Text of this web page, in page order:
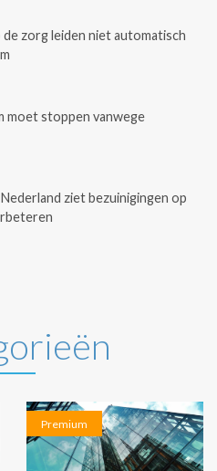
zorg leiden niet automatisch
moet stoppen vanwege
ziet bezuinigingen op
Premium